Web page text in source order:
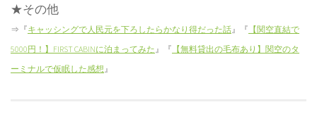
★その他
⇒『キャッシングで人民元を下ろしたらかなり得だった話 』『 【関空直結で
5000円！】FIRST CABINに泊まってみた 』『 【無料貸出の毛布あり】関空のタ
ーミナルで仮眠した感想 』